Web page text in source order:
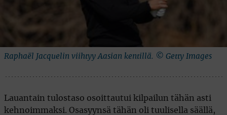
Raphaël Jacquelin viihtyy Aasian kentillä. © Getty Images
Lauantain tulostaso osoittautui kilpailun tähän asti
kehnoimmaksi. Osasyynsä tähän oli tuulisella säällä,